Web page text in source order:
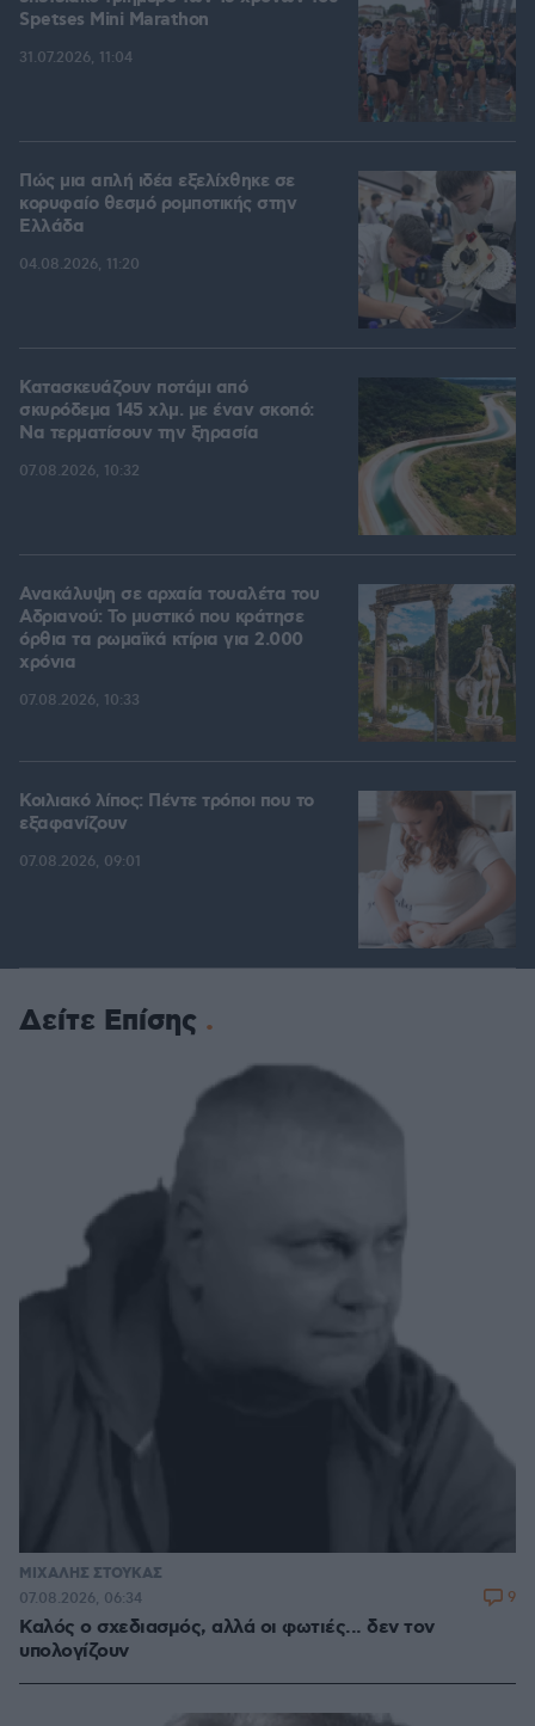
Spetses Mini Marathon
31.07.2026, 11:04
Πώς μια απλή ιδέα εξελίχθηκε σε
κορυφαίο θεσμό ρομποτικής στην
Ελλάδα
04.08.2026, 11:20
Κατασκευάζουν ποτάμι από
σκυρόδεμα 145 χλμ. με έναν σκοπό:
Να τερματίσουν την ξηρασία
07.08.2026, 10:32
Ανακάλυψη σε αρχαία τουαλέτα του
Αδριανού: Το μυστικό που κράτησε
όρθια τα ρωμαϊκά κτίρια για 2.000
χρόνια
07.08.2026, 10:33
Κοιλιακό λίπος: Πέντε τρόποι που το
εξαφανίζουν
07.08.2026, 09:01
Δείτε Επίσης
ΜΙΧΑΛΗΣ ΣΤΟΥΚΑΣ
Καλός ο σχεδιασμός, αλλά οι φωτιές... δεν τον
υπολογίζουν
07.08.2026, 06:34 9